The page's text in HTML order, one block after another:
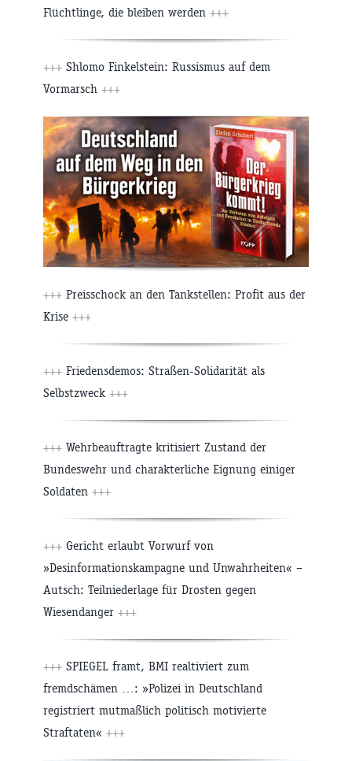
Flüchtlinge, die bleiben werden +++
+++ Shlomo Finkelstein: Russismus auf dem
Vormarsch +++
+++ Preisschock an den Tankstellen: Profit aus der
Krise +++
+++ Friedensdemos: Straßen-Solidarität als
Selbstzweck +++
+++ Wehrbeauftragte kritisiert Zustand der
Bundeswehr und charakterliche Eignung einiger
Soldaten +++
+++ Gericht erlaubt Vorwurf von
»Desinformationskampagne und Unwahrheiten« –
Autsch: Teilniederlage für Drosten gegen
Wiesendanger +++
+++ SPIEGEL framt, BMI realtiviert zum
fremdschämen …: »Polizei in Deutschland
registriert mutmaßlich politisch motivierte
Straftaten« +++